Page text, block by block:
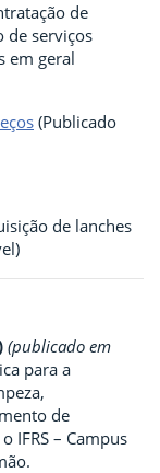
de
de serviços
em geral
(Publicado
de lanches
(publicado em
para a
de
IFRS – Campus